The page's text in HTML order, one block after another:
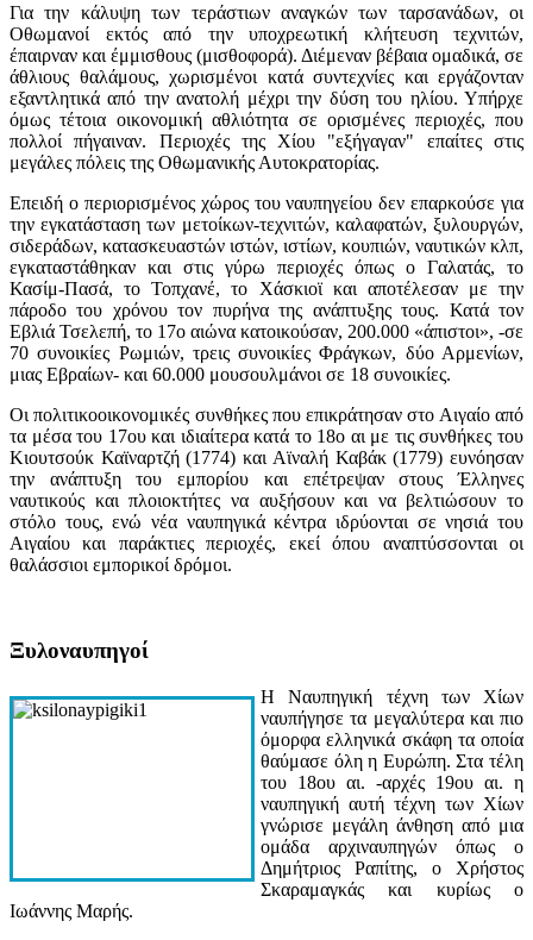
Για την κάλυψη των τεράστιων αναγκών των ταρσανάδων, οι
Οθωμανοί εκτός από την υποχρεωτική κλήτευση τεχνιτών,
έπαιρναν και έμμισθους (μισθοφορά). Διέμεναν βέβαια ομαδικά, σε
άθλιους θαλάμους, χωρισμένοι κατά συντεχνίες και εργάζονταν
εξαντλητικά από την ανατολή μέχρι την δύση του ηλίου. Υπήρχε
όμως τέτοια οικονομική αθλιότητα σε ορισμένες περιοχές, που
πολλοί πήγαιναν. Περιοχές της Χίου "εξήγαγαν" επαίτες στις
μεγάλες πόλεις της Οθωμανικής Αυτοκρατορίας.
Επειδή ο περιορισμένος χώρος του ναυπηγείου δεν επαρκούσε για
την εγκατάσταση των μετοίκων-τεχνιτών, καλαφατών, ξυλουργών,
σιδεράδων, κατασκευαστών ιστών, ιστίων, κουπιών, ναυτικών κλπ,
εγκαταστάθηκαν και στις γύρω περιοχές όπως ο Γαλατάς, το
Κασίμ-Πασά, το Τοπχανέ, το Χάσκιοϊ και αποτέλεσαν με την
πάροδο του χρόνου τον πυρήνα της ανάπτυξης τους. Κατά τον
Εβλιά Τσελεπή, το 17ο αιώνα κατοικούσαν, 200.000 «άπιστοι», -σε
70 συνοικίες Ρωμιών, τρεις συνοικίες Φράγκων, δύο Αρμενίων,
μιας Εβραίων- και 60.000 μουσουλμάνοι σε 18 συνοικίες.
Οι πολιτικοοικονομικές συνθήκες που επικράτησαν στο Αιγαίο από
τα μέσα του 17ου και ιδιαίτερα κατά το 18ο αι με τις συνθήκες του
Κιουτσούκ Καϊναρτζή (1774) και Αϊναλή Καβάκ (1779) ευνόησαν
την ανάπτυξη του εμπορίου και επέτρεψαν στους Έλληνες
ναυτικούς και πλοιοκτήτες να αυξήσουν και να βελτιώσουν το
στόλο τους, ενώ νέα ναυπηγικά κέντρα ιδρύονται σε νησιά του
Αιγαίου και παράκτιες περιοχές, εκεί όπου αναπτύσσονται οι
θαλάσσιοι εμπορικοί δρόμοι.
Ξυλοναυπηγοί
Η Ναυπηγική τέχνη των Χίων
ναυπήγησε τα μεγαλύτερα και πιο
όμορφα ελληνικά σκάφη τα οποία
θαύμασε όλη η Ευρώπη. Στα τέλη
του 18ου αι. -αρχές 19ου αι. η
ναυπηγική αυτή τέχνη των Χίων
γνώρισε μεγάλη άνθηση από μια
ομάδα αρχιναυπηγών όπως ο
Δημήτριος Ραπίτης, ο Χρήστος
Σκαραμαγκάς και κυρίως ο
Ιωάννης Μαρής.